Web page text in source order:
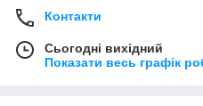
Контакти
Сьогодні вихідний
Показати весь графік